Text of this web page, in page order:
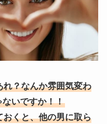
？なんか雰囲気変わ
いですか！！
くと、他の男に取ら